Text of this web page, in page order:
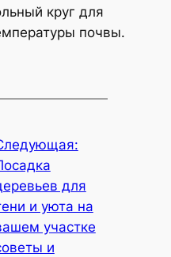
круг для
почвы.
для
и уюта на
участке
и